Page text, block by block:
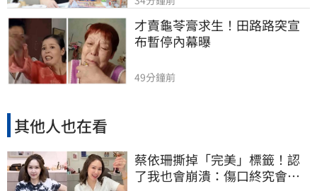
才賣龜苓膏求生！田路路突宣
布暫停內幕曝
49分鐘前
其他人也在看
蔡依珊撕掉「完美」標籤！認
了我也會崩潰：傷口終究會癒